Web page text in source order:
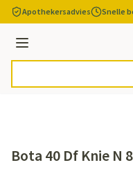
Ga naar de inhoud
Apothekersadvies Snelle
Menu
Bota 40 Df Knie N